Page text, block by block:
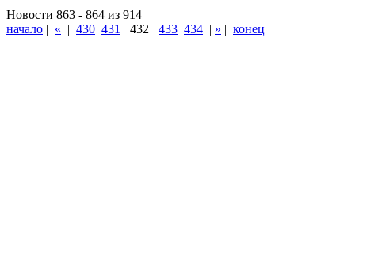
Новости 863 - 864 из 914
начало | « | 430 431 432 433 434 | » | конец